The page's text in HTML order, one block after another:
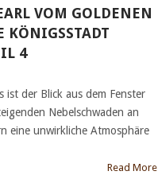
VOM GOLDENEN
KÖNIGSSTADT
4
der Blick aus dem Fenster
Nebelschwaden an
eine unwirkliche Atmosphäre
Read More